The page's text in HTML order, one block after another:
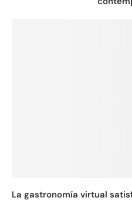
La gastronomía virtual